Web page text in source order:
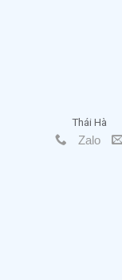
Thái Hà
Zalo